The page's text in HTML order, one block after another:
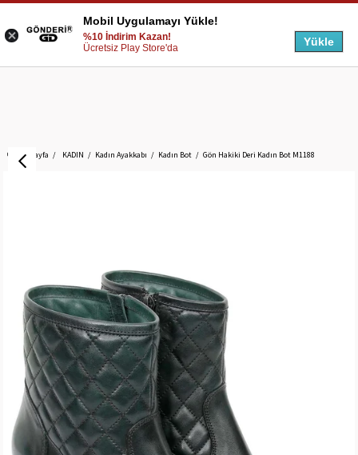
Anasayfa KADIN Kadın Ayakkabı Kadın Bot Gön Hakiki Deri Kadın Bot M1188
Mobil Uygulamayı Yükle!
%10 İndirim Kazan!
Ücretsiz Play Store'da
Yükle